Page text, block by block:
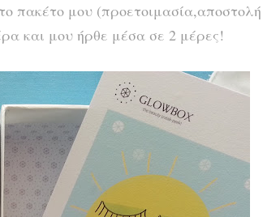
πακέτο μου (προετοιμασία,αποστολή
και μου ήρθε μέσα σε 2 μέρες!